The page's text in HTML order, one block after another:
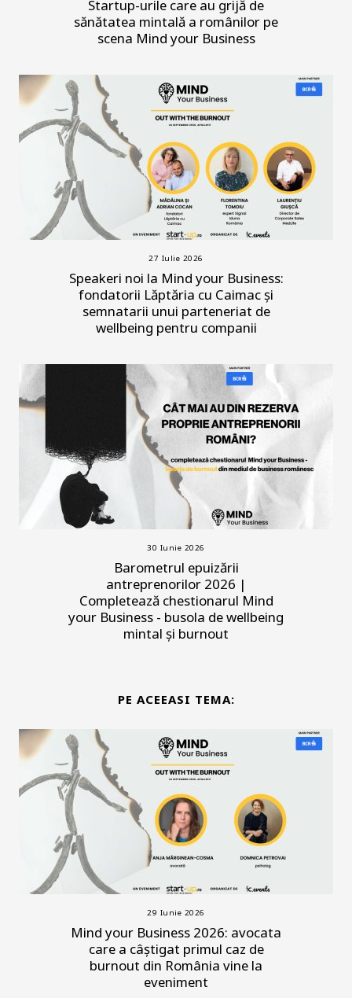
Startup-urile care au grijă de
sănătatea mintală a românilor pe
scena Mind your Business
27 Iulie 2026
Speakeri noi la Mind your Business:
fondatorii Lăptăria cu Caimac și
semnatarii unui parteneriat de
wellbeing pentru companii
30 Iunie 2026
Barometrul epuizării
antreprenorilor 2026 |
Completează chestionarul Mind
your Business - busola de wellbeing
mintal și burnout
PE ACEEASI TEMA:
29 Iunie 2026
Mind your Business 2026: avocata
care a câștigat primul caz de
burnout din România vine la
eveniment